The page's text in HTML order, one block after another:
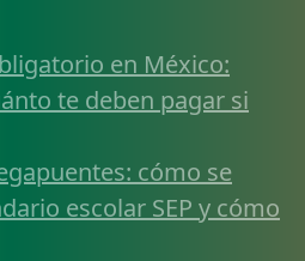
en México:
te deben pagar si
cómo se
escolar SEP y cómo